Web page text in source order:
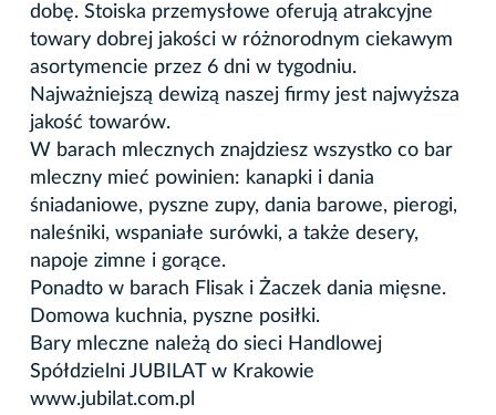
dobę. Stoiska przemysłowe oferują atrakcyjne
towary dobrej jakości w różnorodnym ciekawym
asortymencie przez 6 dni w tygodniu.
Najważniejszą dewizą naszej firmy jest najwyższa
jakość towarów.
W barach mlecznych znajdziesz wszystko co bar
mleczny mieć powinien: kanapki i dania
śniadaniowe, pyszne zupy, dania barowe, pierogi,
naleśniki, wspaniałe surówki, a także desery,
napoje zimne i gorące.
Ponadto w barach Flisak i Żaczek dania mięsne.
Domowa kuchnia, pyszne posiłki.
Bary mleczne należą do sieci Handlowej
Spółdzielni JUBILAT w Krakowie
www.jubilat.com.pl